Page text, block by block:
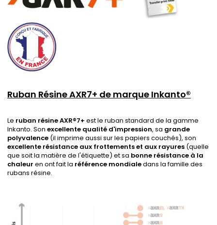
Ruban Résine AXR7+ de marque Inkanto®
Le ruban résine AXR®7+ est le ruban standard de la gamme
Inkanto. Son excellente qualité d'impression, sa grande
polyvalence (il imprime aussi sur les papiers couchés), son
excellente résistance aux frottements et aux rayures (quelle
que soit la matière de l'étiquette) et sa bonne résistance à la
chaleur en ont fait la référence mondialedans la famille des
rubans résine.